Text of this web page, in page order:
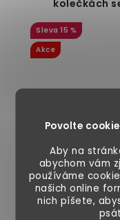
Povolte
Aby na
abychom vám
používáme
našich online
nich píšete,
kolečkách
zásuvkou a
černý, 61 x 32,6 x
15 %
Akce
Skladem
1 090 Kč